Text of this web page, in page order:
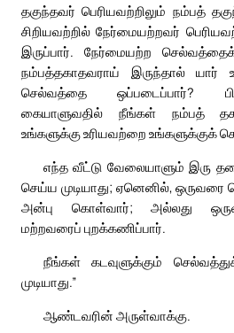
தகுந்தவர் பெரியவற்றிலும் நம்பத்
சிறியவற்றில் நேர்மையற்றவர்
இருப்பார். நேர்மையற்ற
நம்பத்தகாதவராய் இருந்தால்
செல்வத்தை ஒப்படைப்பார்?
கையாளுவதில் நீங்கள் நம்பத்
உங்களுக்கு உரியவற்றை உங்களுக்குக்
எந்த வீட்டு வேலையாளும் இரு
செய்ய முடியாது; ஏனெனில், ஒருவரை
அன்பு கொள்வார்; அல்லது
மற்றவரைப் புறக்கணிப்பார்.
நீங்கள் கடவுளுக்கும்
முடியாது.”
ஆண்டவரின் அருள்வாக்கு.